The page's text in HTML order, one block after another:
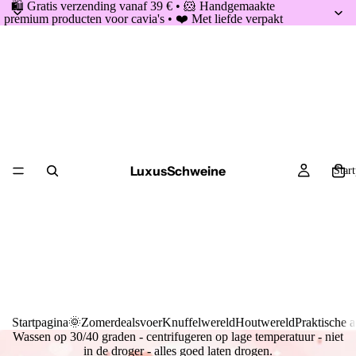
🛍️ Gratis verzending vanaf 39 € • 🐹 Handgemaakte
premium producten voor cavia's • ❤️ Met liefde verpakt
LuxusSchweine
Startpagina🌞ZomerdealsvoerKnuffelwereldHoutwereldPraktische
Wassen op 30/40 graden - centrifugeren op lage temperatuur - niet
in de droger - alles goed laten drogen.